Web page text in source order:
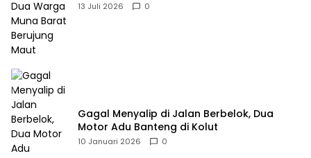
13 Juli 2026 0
Gagal Menyalip di Jalan Berbelok, Dua
Motor Adu Banteng di Kolut
10 Januari 2026 0